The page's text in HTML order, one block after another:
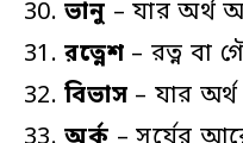
ভানু – যার অর্থ
রত্নেশ – রত্ন বা
বিভাস – যার অর্থ